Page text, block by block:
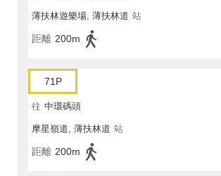
薄扶林遊樂場, 薄扶林道 站
距離 200m
71P
往 中環碼頭
摩星嶺道, 薄扶林道 站
距離 200m